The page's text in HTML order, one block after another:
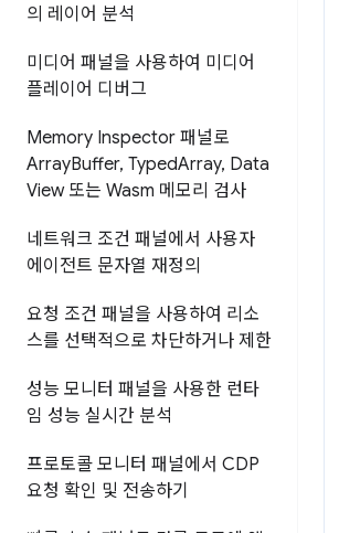
의 레이어 분석
미디어 패널을 사용하여 미디어
플레이어 디버그
Memory Inspector 패널로
ArrayBuffer, TypedArray, Data
View 또는 Wasm 메모리 검사
네트워크 조건 패널에서 사용자
에이전트 문자열 재정의
요청 조건 패널을 사용하여 리소
스를 선택적으로 차단하거나 제한
성능 모니터 패널을 사용한 런타
임 성능 실시간 분석
프로토콜 모니터 패널에서 CDP
요청 확인 및 전송하기